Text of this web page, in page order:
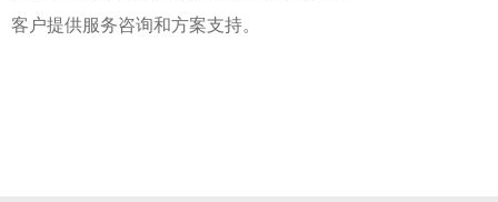
客户提供服务咨询和方案支持。